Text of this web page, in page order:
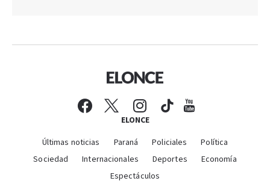
ELONCE
Últimas noticias Paraná Policiales
Política
Sociedad
Internacionales Deportes
Economía
Espectáculos